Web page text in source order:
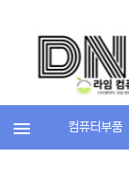
컴퓨터부품